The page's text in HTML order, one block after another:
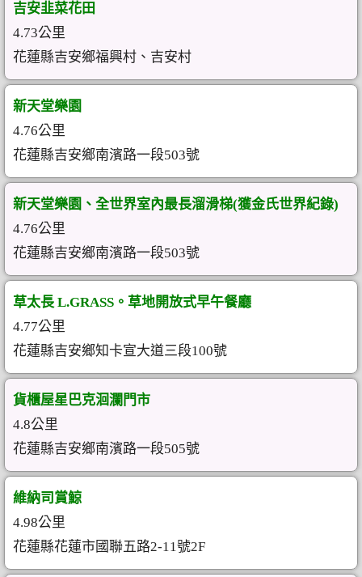
吉安韭菜花田
4.73公里
花蓮縣吉安鄉福興村、吉安村
新天堂樂園
4.76公里
花蓮縣吉安鄉南濱路一段503號
新天堂樂園、全世界室內最長溜滑梯(獲金氏世界紀錄)
4.76公里
花蓮縣吉安鄉南濱路一段503號
草太長 L.GRASS。草地開放式早午餐廳
4.77公里
花蓮縣吉安鄉知卡宣大道三段100號
貨櫃屋星巴克洄瀾門市
4.8公里
花蓮縣吉安鄉南濱路一段505號
維納司賞鯨
4.98公里
花蓮縣花蓮市國聯五路2-11號2F